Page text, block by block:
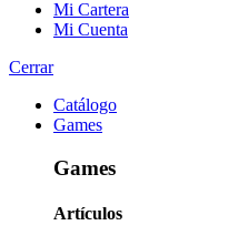
Mi Cartera
Mi Cuenta
Cerrar
Catálogo
Games
Games
Artículos